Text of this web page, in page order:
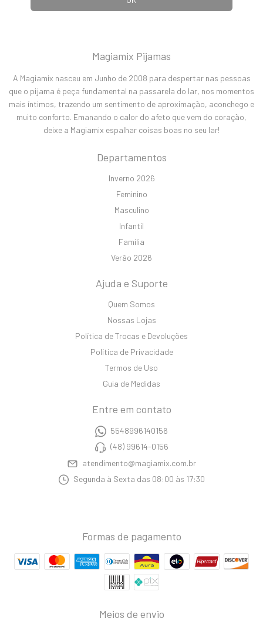
Magiamix Pijamas
A Magiamix nasceu em Junho de 2008 para despertar nas pessoas
que o pijama é peça fundamental na passarela do lar, nos momentos
mais íntimos, trazendo um sentimento de aproximação, aconchego e
muito conforto. Emanando o calor do afeto que vem do coração,
deixe a Magiamix espalhar coisas boas no seu lar!
Departamentos
Inverno 2026
Feminino
Masculino
Infantil
Família
Verão 2026
Ajuda e Suporte
Quem Somos
Nossas Lojas
Política de Trocas e Devoluções
Política de Privacidade
Termos de Uso
Guia de Medidas
Entre em contato
5548996140156
(48) 99614-0156
atendimento@magiamix.com.br
Segunda à Sexta das 08:00 às 17:30
Formas de pagamento
Meios de envio